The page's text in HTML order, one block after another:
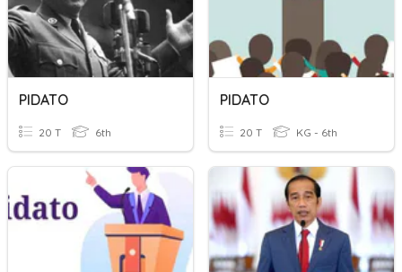
PIDATO
20 T 6th
PIDATO
20 T KG - 6th